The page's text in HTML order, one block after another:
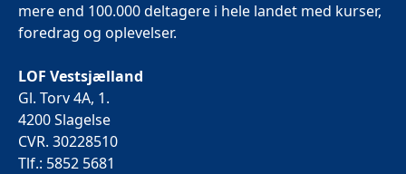
mere end 100.000 deltagere i hele landet med kurser,
foredrag og oplevelser.
LOF Vestsjælland
Gl. Torv 4A, 1.
4200 Slagelse
CVR. 30228510
Tlf.: 5852 5681